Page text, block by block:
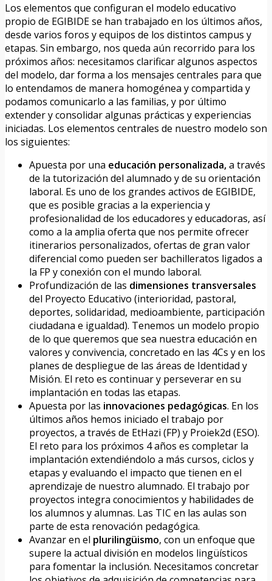
Los elementos que configuran el modelo educativo
propio de EGIBIDE se han trabajado en los últimos años,
desde varios foros y equipos de los distintos campus y
etapas. Sin embargo, nos queda aún recorrido para los
próximos años: necesitamos clarificar algunos aspectos
del modelo, dar forma a los mensajes centrales para que
lo entendamos de manera homogénea y compartida y
podamos comunicarlo a las familias, y por último
extender y consolidar algunas prácticas y experiencias
iniciadas. Los elementos centrales de nuestro modelo son
los siguientes:
Apuesta por una educación personalizada,a través
de la tutorización del alumnado y de su orientación
laboral. Es uno de los grandes activos de EGIBIDE,
que es posible gracias a la experiencia y
profesionalidad de los educadores y educadoras, así
como a la amplia oferta que nos permite ofrecer
itinerarios personalizados, ofertas de gran valor
diferencial como pueden ser bachilleratos ligados a
la FP y conexión con el mundo laboral.
Profundización de las dimensiones transversales
del Proyecto Educativo (interioridad, pastoral,
deportes, solidaridad, medioambiente, participación
ciudadana e igualdad). Tenemos un modelo propio
de lo que queremos que sea nuestra educación en
valores y convivencia, concretado en las 4Cs y en los
planes de despliegue de las áreas de Identidad y
Misión. El reto es continuar y perseverar en su
implantación en todas las etapas.
Apuesta por las innovaciones pedagógicas. En los
últimos años hemos iniciado el trabajo por
proyectos, a través de EtHazi (FP) y Proiek2d (ESO).
El reto para los próximos 4 años es completar la
implantación extendiéndolo a más cursos, ciclos y
etapas y evaluando el impacto que tienen en el
aprendizaje de nuestro alumnado. El trabajo por
proyectos integra conocimientos y habilidades de
los alumnos y alumnas. Las TIC en las aulas son
parte de esta renovación pedagógica.
Avanzar en el plurilingüismo, con un enfoque que
supere la actual división en modelos lingüísticos
para fomentar la inclusión. Necesitamos concretar